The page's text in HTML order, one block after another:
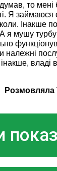
то мені
Я
Інакше
А я мушу
належні
інакше,